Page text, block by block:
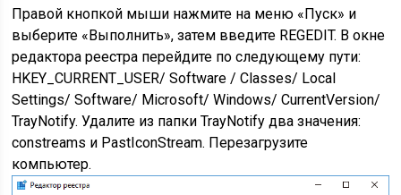
Правой кнопкой мыши нажмите на меню «Пуск» и
выберите «Выполнить», затем введите REGEDIT. В окне
редактора реестра перейдите по следующему пути:
HKEY_CURRENT_USER/ Software / Classes/ Local
Settings/ Software/ Microsoft/ Windows/ CurrentVersion/
TrayNotify. Удалите из папки TrayNotify два значения:
constreams и PastIconStream. Перезагрузите
компьютер.